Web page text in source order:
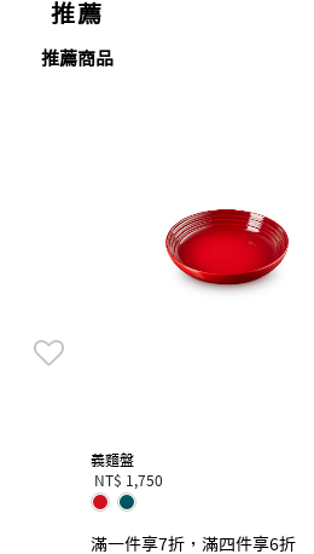
推薦
推薦商品
義麵盤
NT$ 1,750
滿一件享7折，滿四件享6折